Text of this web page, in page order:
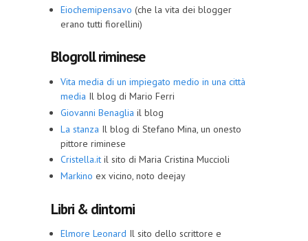
Eiochemipensavo (che la vita dei blogger
erano tutti fiorellini)
Blogroll riminese
Vita media di un impiegato medio in una città
media Il blog di Mario Ferri
Giovanni Benaglia il blog
La stanza Il blog di Stefano Mina, un onesto
pittore riminese
Cristella.it il sito di Maria Cristina Muccioli
Markino ex vicino, noto deejay
Libri & dintorni
Elmore Leonard Il sito dello scrittore e